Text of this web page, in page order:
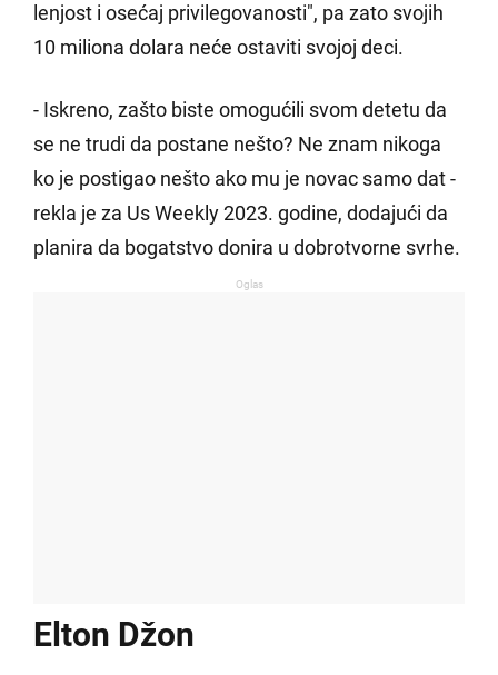
lenjost i osećaj privilegovanosti", pa zato svojih
10 miliona dolara neće ostaviti svojoj deci.
- Iskreno, zašto biste omogućili svom detetu da
se ne trudi da postane nešto? Ne znam nikoga
ko je postigao nešto ako mu je novac samo dat -
rekla je za Us Weekly 2023. godine, dodajući da
planira da bogatstvo donira u dobrotvorne svrhe.
Oglas
Elton Džon